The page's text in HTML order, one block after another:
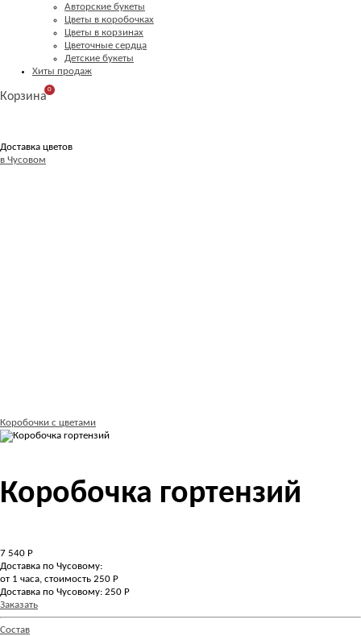
Авторские букеты
Цветы в коробочках
Цветы в корзинах
Цветочные сердца
Детские букеты
Хиты продаж
Корзина
0
Доставка цветов
в Чусовом
Коробочки с цветами
Коробочка гортензий
7 540 Р
Доставка по Чусовому:
от 1 часа, стоимость 250 Р
Доставка по Чусовому: 250 Р
Заказать
Состав